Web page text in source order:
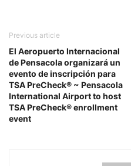
Previous article
El Aeropuerto Internacional
de Pensacola organizará un
evento de inscripción para
TSA PreCheck® ~ Pensacola
International Airport to host
TSA PreCheck® enrollment
event